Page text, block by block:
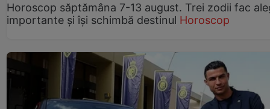
Horoscop săptămâna 7-13 august. Trei zodii fac
importante și își schimbă destinul Horoscop